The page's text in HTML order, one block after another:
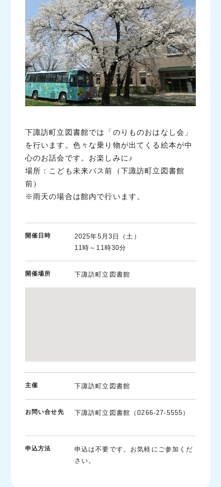
o
o
k
e
r
下諏訪町立図書館では「のりものおはなし会」
を行います。色々な乗り物が出てくる絵本が中
心のお話会です。お楽しみに♪
場所：こども未来バス前（下諏訪町立図書館
前）
※雨天の場合は館内で行います。
開催日時
2025年5月3日（土）
11時～11時30分
開催場所 下諏訪町立図書館
主催 下諏訪町立図書館
お問い合せ先 下諏訪町立図書館（0266-27-5555）
申込方法
申込は不要です。お気軽にご参加くだ
さい。